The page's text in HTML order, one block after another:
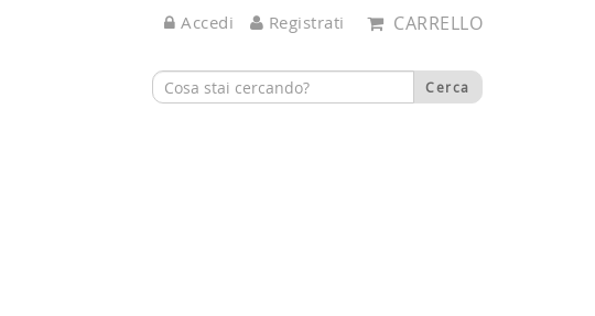
CARRELLO
Accedi Registrati